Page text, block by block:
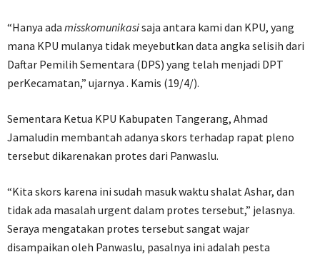
“Hanya ada misskomunikasisaja antara kami dan KPU, yang
mana KPU mulanya tidak meyebutkan data angka selisih dari
Daftar Pemilih Sementara (DPS) yang telah menjadi DPT
perKecamatan,” ujarnya . Kamis (19/4/).
Sementara Ketua KPU Kabupaten Tangerang, Ahmad
Jamaludin membantah adanya skors terhadap rapat pleno
tersebut dikarenakan protes dari Panwaslu.
“Kita skors karena ini sudah masuk waktu shalat Ashar, dan
tidak ada masalah urgent dalam protes tersebut,” jelasnya.
Seraya mengatakan protes tersebut sangat wajar
disampaikan oleh Panwaslu, pasalnya ini adalah pesta